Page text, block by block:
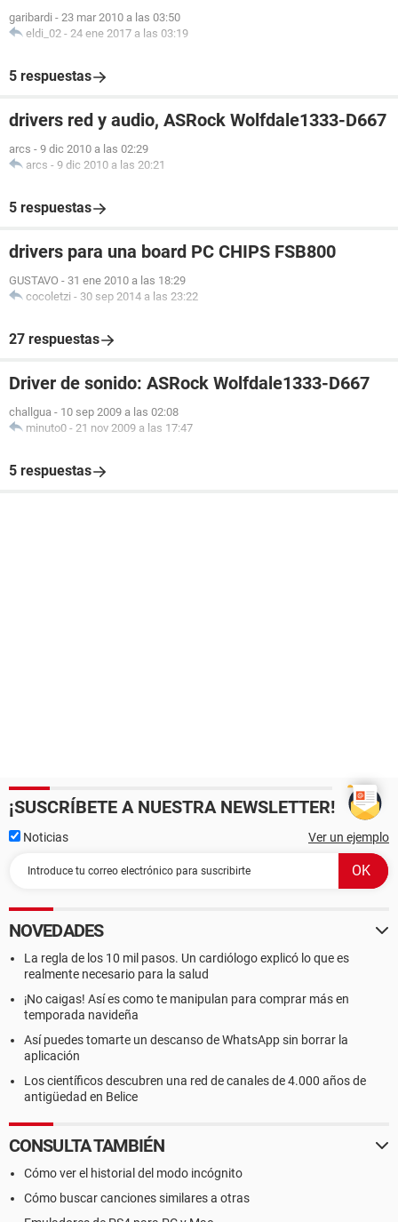
garibardi - 23 mar 2010 a las 03:50
eldi_02 - 24 ene 2017 a las 03:19
5 respuestas
drivers red y audio, ASRock Wolfdale1333-D667
arcs - 9 dic 2010 a las 02:29
arcs - 9 dic 2010 a las 20:21
5 respuestas
drivers para una board PC CHIPS FSB800
GUSTAVO - 31 ene 2010 a las 18:29
cocoletzi - 30 sep 2014 a las 23:22
27 respuestas
Driver de sonido: ASRock Wolfdale1333-D667
challgua - 10 sep 2009 a las 02:08
minuto0 - 21 nov 2009 a las 17:47
5 respuestas
¡SUSCRÍBETE A NUESTRA NEWSLETTER!
Noticias Ver un ejemplo
NOVEDADES
La regla de los 10 mil pasos. Un cardiólogo explicó lo que es
realmente necesario para la salud
¡No caigas! Así es como te manipulan para comprar más en
temporada navideña
Así puedes tomarte un descanso de WhatsApp sin borrar la
aplicación
Los científicos descubren una red de canales de 4.000 años de
antigüedad en Belice
CONSULTA TAMBIÉN
Cómo ver el historial del modo incógnito
Cómo buscar canciones similares a otras